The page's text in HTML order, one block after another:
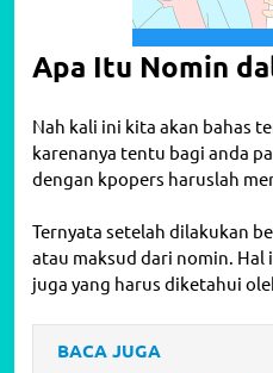
Apa Itu Nomin
Nah kali ini kita akan bahas
karenanya tentu bagi anda
dengan kpopers haruslah
Ternyata setelah dilakukan
atau maksud dari nomin.
juga yang harus diketahui
BACA JUGA